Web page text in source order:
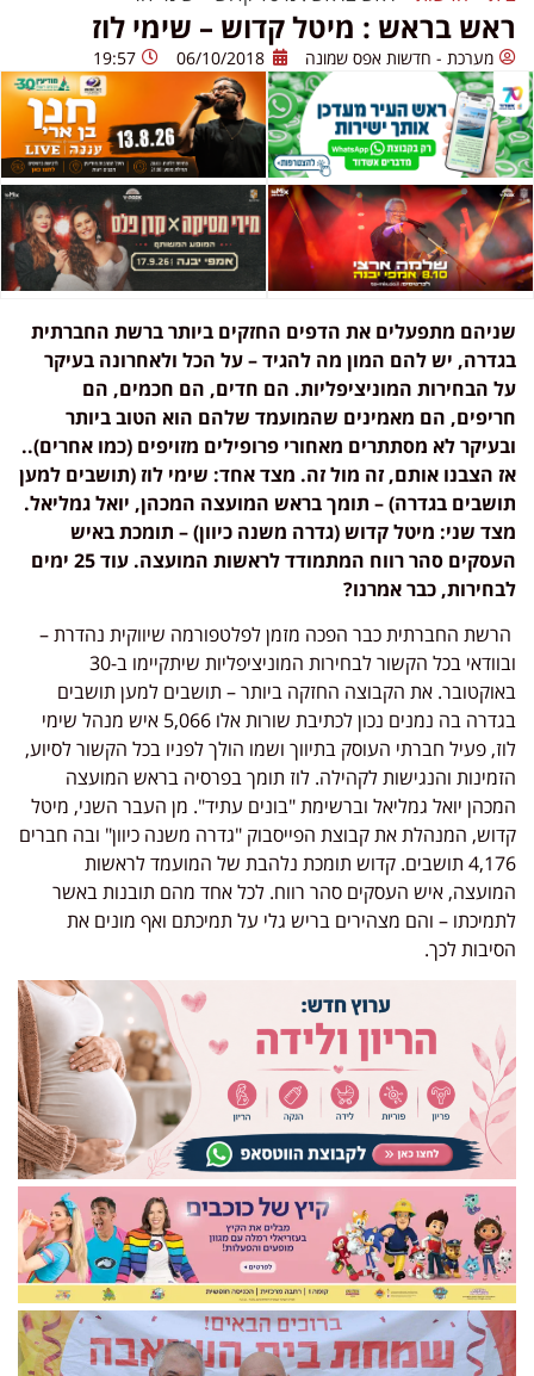
ראש בראש : מיטל קדוש – שימי לוז
מערכת - חדשות אפס שמונה 06/10/2018
19:57
שניהם מתפעלים את הדפים החזקים ביותר ברשת החברתית
בגדרה, יש להם המון מה להגיד – על הכל ולאחרונה בעיקר
על הבחירות המוניציפליות. הם חדים, הם חכמים, הם
חריפים, הם מאמינים שהמועמד שלהם הוא הטוב ביותר
ובעיקר לא מסתתרים מאחורי פרופילים מזויפים (כמו אחרים)..
אז הצבנו אותם, זה מול זה. מצד אחד: שימי לוז (תושבים למען
תושבים בגדרה) – תומך בראש המועצה המכהן, יואל גמליאל.
מצד שני: מיטל קדוש (גדרה משנה כיוון) – תומכת באיש
העסקים סהר רווח המתמודד לראשות המועצה. עוד 25 ימים
לבחירות, כבר אמרנו?
הרשת החברתית כבר הפכה מזמן לפלטפורמה שיווקית נהדרת –
ובוודאי בכל הקשור לבחירות המוניציפליות שיתקיימו ב-30
באוקטובר. את הקבוצה החזקה ביותר – תושבים למען תושבים
בגדרה בה נמנים נכון לכתיבת שורות אלו 5,066 איש מנהל שימי
לוז, פעיל חברתי העוסק בתיווך ושמו הולך לפניו בכל הקשור לסיוע,
הזמינות והנגישות לקהילה. לוז תומך בפרסיה בראש המועצה
המכהן יואל גמליאל וברשימת "בונים עתיד". מן העבר השני, מיטל
קדוש, המנהלת את קבוצת הפייסבוק "גדרה משנה כיוון" ובה חברים
4,176 תושבים. קדוש תומכת נלהבת של המועמד לראשות
המועצה, איש העסקים סהר רווח. לכל אחד מהם תובנות באשר
לתמיכתו – והם מצהירים בריש גלי על תמיכתם ואף מונים את
הסיבות לכך.